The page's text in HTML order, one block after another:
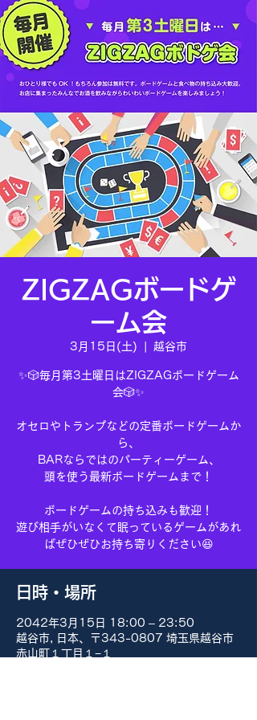
ZIGZAGボードゲ
ーム会
3月15日(土) 越谷市
✨🎲毎月第3土曜日はZIGZAGボードゲーム
会🎲✨
オセロやトランプなどの定番ボードゲームか
ら、
BARならではのパーティーゲーム、
頭を使う最新ボードゲームまで！
ボードゲームの持ち込みも歓迎！
遊び相手がいなくて眠っているゲームがあれ
ばぜひぜひお持ち寄りください😆
日時・場所
2042年3月15日 18:00 – 23:50
越谷市, 日本、〒343-0807 埼玉県越谷市
赤山町１丁目１−１